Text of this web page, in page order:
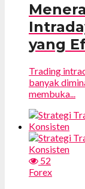
yang
Trading
banyak
membuka...
52
Forex